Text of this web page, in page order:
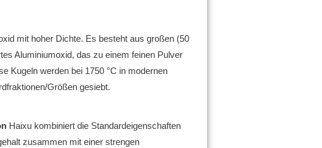
mit hoher Dichte. Es besteht aus großen (50
Aluminiumoxid, das zu einem feinen Pulver
Kugeln werden bei 1750 °C in modernen
Größen gesiebt.
Haixu kombiniert die Standardeigenschaften
zusammen mit einer strengen